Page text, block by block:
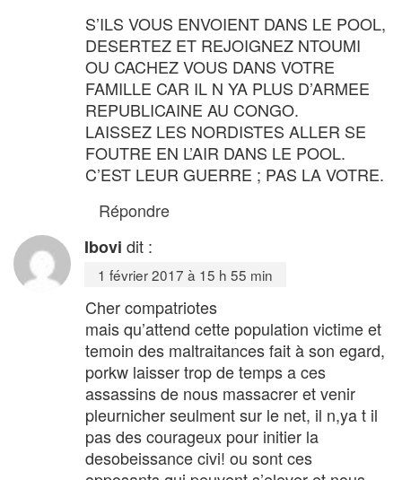
S’ILS VOUS ENVOIENT DANS LE POOL,
DESERTEZ ET REJOIGNEZ NTOUMI
OU CACHEZ VOUS DANS VOTRE
FAMILLE CAR IL N YA PLUS D’ARMEE
REPUBLICAINE AU CONGO.
LAISSEZ LES NORDISTES ALLER SE
FOUTRE EN L’AIR DANS LE POOL.
C’EST LEUR GUERRE ; PAS LA VOTRE.
Répondre
Ibovi dit :
1 février 2017 à 15 h 55 min
Cher compatriotes
mais qu’attend cette population victime et
temoin des maltraitances fait à son egard,
porkw laisser trop de temps a ces
assassins de nous massacrer et venir
pleurnicher seulment sur le net, il n,ya t il
pas des courageux pour initier la
desobeissance civi! ou sont ces